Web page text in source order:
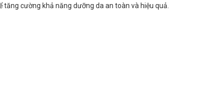
cường khả năng dưỡng da an toàn và hiệu quả.